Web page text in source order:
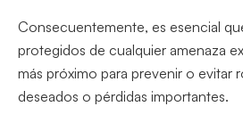
Consecuentemente, es esencial
protegidos de cualquier amenaza
más próximo para prevenir o evitar
deseados o pérdidas importantes.